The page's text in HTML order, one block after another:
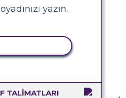
yazın.
TALIMATLARI